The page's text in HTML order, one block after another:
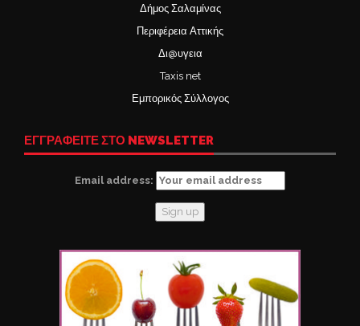
Δήμος Σαλαμίνας
Περιφέρεια Αττικής
Δι@υγεια
Taxis net
Εμπορικός Σύλλογος
ΕΓΓΡΑΦΕΙΤΕ ΣΤΟ NEWSLETTER
Email address: